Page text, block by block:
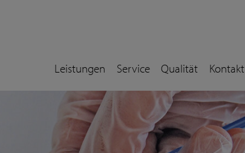
Leistungen Service Qualität Kontakt